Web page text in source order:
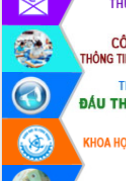
Xây dựng nông thôn mới: Nâng cao đời
sống người dân từ những mô hình thiết
thực
Quyết liệt tháo gỡ vướng mắc, đẩy
nhanh tiến độ các dự án trọng điểm
trong Khu kinh tế Nam Phú Yên
Hòn Yến phát triển du lịch gắn với bảo
tồn biển
Lấy ý kiến điều chỉnh Quy hoạch tỉnh
Đắk Lắk thời kỳ 2021-2030, tầm nhìn
đến năm 2050
Phát động chiến dịch 30 ngày đêm
giải phóng mặt bằng Tuyến đường bộ
ven biển
Đắk Lắk nỗ lực thúc đẩy tăng trưởng
kinh tế từ 10% trở lên trong Quý
II/2026